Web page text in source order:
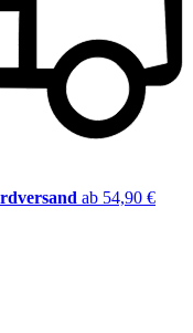
ab 54,90 €